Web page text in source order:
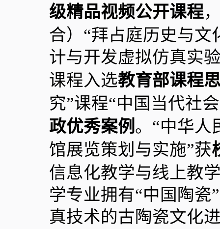
级精品视频公开课程
合）“拜占庭历史与文
计与开发虚拟仿真实
课程入选教育部课程
究”课程“中国当代社
政优秀案例 。“中华人
馆展览策划与实施”获
信息化教学与线上教
学专业拥有“中国陶瓷
真技术的古陶瓷文化